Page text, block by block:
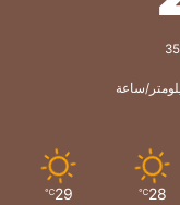
28
℃
29
℃